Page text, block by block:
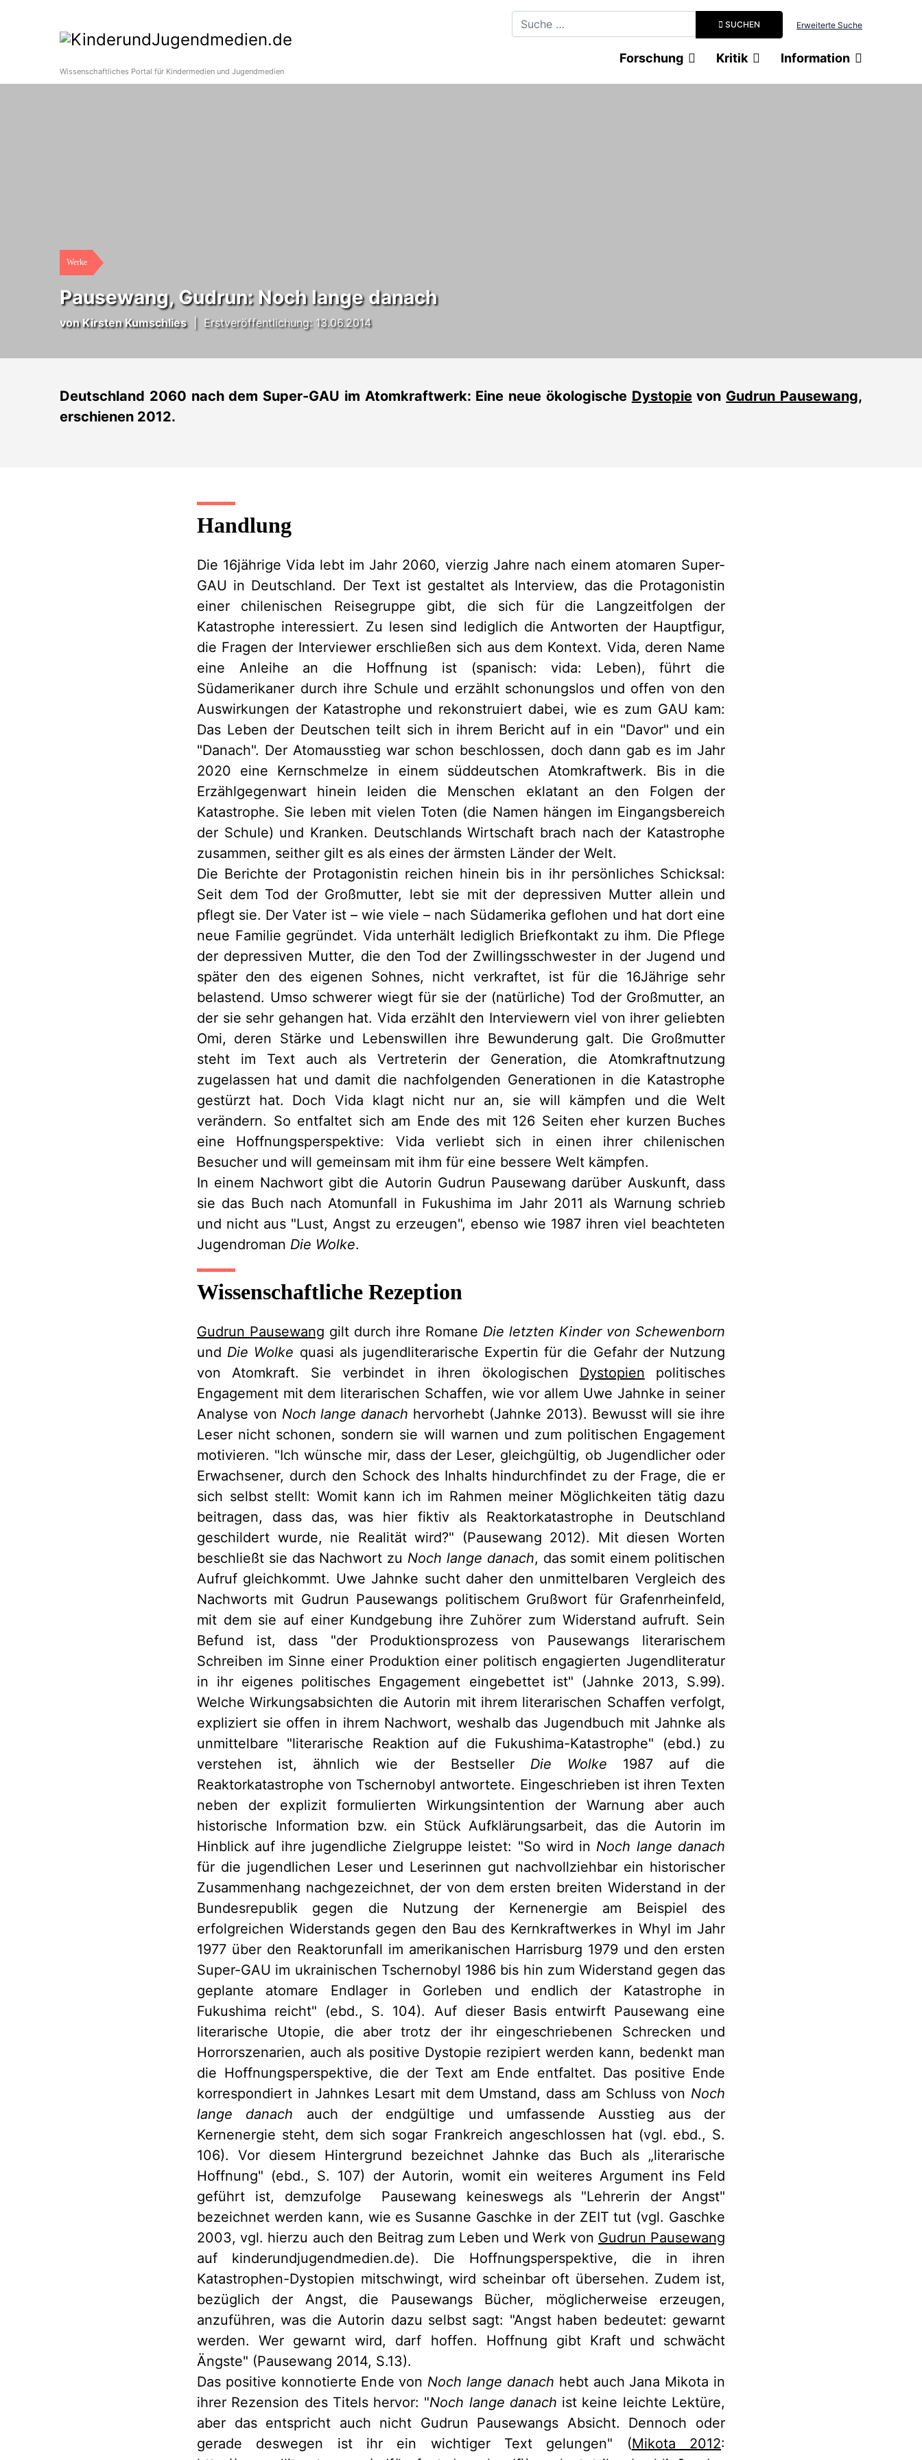
Suchbegriff eingeben
SUCHEN Erweiterte Suche
Wissenschaftliches Portal für Kindermedien und Jugendmedien
Forschung Kritik Information
Werke
Pausewang, Gudrun: Noch lange danach
vonKirsten Kumschlies| Erstveröffentlichung: 13.06.2014
Deutschland 2060 nach dem Super-GAU im Atomkraftwerk: Eine neue ökologische Dystopievon Gudrun Pausewang,
erschienen 2012.
Handlung
Die 16jährige Vida lebt im Jahr 2060, vierzig Jahre nach einem atomaren Super-
GAU in Deutschland. Der Text ist gestaltet als Interview, das die Protagonistin
einer chilenischen Reisegruppe gibt, die sich für die Langzeitfolgen der
Katastrophe interessiert. Zu lesen sind lediglich die Antworten der Hauptfigur,
die Fragen der Interviewer erschließen sich aus dem Kontext. Vida, deren Name
eine Anleihe an die Hoffnung ist (spanisch: vida: Leben), führt die
Südamerikaner durch ihre Schule und erzählt schonungslos und offen von den
Auswirkungen der Katastrophe und rekonstruiert dabei, wie es zum GAU kam:
Das Leben der Deutschen teilt sich in ihrem Bericht auf in ein "Davor" und ein
"Danach". Der Atomausstieg war schon beschlossen, doch dann gab es im Jahr
2020 eine Kernschmelze in einem süddeutschen Atomkraftwerk. Bis in die
Erzählgegenwart hinein leiden die Menschen eklatant an den Folgen der
Katastrophe. Sie leben mit vielen Toten (die Namen hängen im Eingangsbereich
der Schule) und Kranken. Deutschlands Wirtschaft brach nach der Katastrophe
zusammen, seither gilt es als eines der ärmsten Länder der Welt.
Die Berichte der Protagonistin reichen hinein bis in ihr persönliches Schicksal:
Seit dem Tod der Großmutter, lebt sie mit der depressiven Mutter allein und
pflegt sie. Der Vater ist – wie viele – nach Südamerika geflohen und hat dort eine
neue Familie gegründet. Vida unterhält lediglich Briefkontakt zu ihm. Die Pflege
der depressiven Mutter, die den Tod der Zwillingsschwester in der Jugend und
später den des eigenen Sohnes, nicht verkraftet, ist für die 16Jährige sehr
belastend. Umso schwerer wiegt für sie der (natürliche) Tod der Großmutter, an
der sie sehr gehangen hat. Vida erzählt den Interviewern viel von ihrer geliebten
Omi, deren Stärke und Lebenswillen ihre Bewunderung galt. Die Großmutter
steht im Text auch als Vertreterin der Generation, die Atomkraftnutzung
zugelassen hat und damit die nachfolgenden Generationen in die Katastrophe
gestürzt hat. Doch Vida klagt nicht nur an, sie will kämpfen und die Welt
verändern. So entfaltet sich am Ende des mit 126 Seiten eher kurzen Buches
eine Hoffnungsperspektive: Vida verliebt sich in einen ihrer chilenischen
Besucher und will gemeinsam mit ihm für eine bessere Welt kämpfen.
In einem Nachwort gibt die Autorin Gudrun Pausewang darüber Auskunft, dass
sie das Buch nach Atomunfall in Fukushima im Jahr 2011 als Warnung schrieb
und nicht aus "Lust, Angst zu erzeugen", ebenso wie 1987 ihren viel beachteten
Jugendroman Die Wolke.
Wissenschaftliche Rezeption
Gudrun Pausewang gilt durch ihre Romane Die letzten Kinder von Schewenborn
und Die Wolke quasi als jugendliterarische Expertin für die Gefahr der Nutzung
von Atomkraft. Sie verbindet in ihren ökologischen Dystopien politisches
Engagement mit dem literarischen Schaffen, wie vor allem Uwe Jahnke in seiner
Analyse von Noch lange danach hervorhebt (Jahnke 2013). Bewusst will sie ihre
Leser nicht schonen, sondern sie will warnen und zum politischen Engagement
motivieren. "Ich wünsche mir, dass der Leser, gleichgültig, ob Jugendlicher oder
Erwachsener, durch den Schock des Inhalts hindurchfindet zu der Frage, die er
sich selbst stellt: Womit kann ich im Rahmen meiner Möglichkeiten tätig dazu
beitragen, dass das, was hier fiktiv als Reaktorkatastrophe in Deutschland
geschildert wurde, nie Realität wird?" (Pausewang 2012). Mit diesen Worten
beschließt sie das Nachwort zu Noch lange danach, das somit einem politischen
Aufruf gleichkommt. Uwe Jahnke sucht daher den unmittelbaren Vergleich des
Nachworts mit Gudrun Pausewangs politischem Grußwort für Grafenrheinfeld,
mit dem sie auf einer Kundgebung ihre Zuhörer zum Widerstand aufruft. Sein
Befund ist, dass "der Produktionsprozess von Pausewangs literarischem
Schreiben im Sinne einer Produktion einer politisch engagierten Jugendliteratur
in ihr eigenes politisches Engagement eingebettet ist" (Jahnke 2013, S.99).
Welche Wirkungsabsichten die Autorin mit ihrem literarischen Schaffen verfolgt,
expliziert sie offen in ihrem Nachwort, weshalb das Jugendbuch mit Jahnke als
unmittelbare "literarische Reaktion auf die Fukushima-Katastrophe" (ebd.) zu
verstehen ist, ähnlich wie der Bestseller Die Wolke 1987 auf die
Reaktorkatastrophe von Tschernobyl antwortete. Eingeschrieben ist ihren Texten
neben der explizit formulierten Wirkungsintention der Warnung aber auch
historische Information bzw. ein Stück Aufklärungsarbeit, das die Autorin im
Hinblick auf ihre jugendliche Zielgruppe leistet: "So wird in Noch lange danach
für die jugendlichen Leser und Leserinnen gut nachvollziehbar ein historischer
Zusammenhang nachgezeichnet, der von dem ersten breiten Widerstand in der
Bundesrepublik gegen die Nutzung der Kernenergie am Beispiel des
erfolgreichen Widerstands gegen den Bau des Kernkraftwerkes in Whyl im Jahr
1977 über den Reaktorunfall im amerikanischen Harrisburg 1979 und den ersten
Super-GAU im ukrainischen Tschernobyl 1986 bis hin zum Widerstand gegen das
geplante atomare Endlager in Gorleben und endlich der Katastrophe in
Fukushima reicht" (ebd., S. 104). Auf dieser Basis entwirft Pausewang eine
literarische Utopie, die aber trotz der ihr eingeschriebenen Schrecken und
Horrorszenarien, auch als positive Dystopie rezipiert werden kann, bedenkt man
die Hoffnungsperspektive, die der Text am Ende entfaltet. Das positive Ende
korrespondiert in Jahnkes Lesart mit dem Umstand, dass am Schluss von Noch
lange danach auch der endgültige und umfassende Ausstieg aus der
Kernenergie steht, dem sich sogar Frankreich angeschlossen hat (vgl. ebd., S.
106). Vor diesem Hintergrund bezeichnet Jahnke das Buch als „literarische
Hoffnung" (ebd., S. 107) der Autorin, womit ein weiteres Argument ins Feld
geführt ist, demzufolge Pausewang keineswegs als "Lehrerin der Angst"
bezeichnet werden kann, wie es Susanne Gaschke in der ZEIT tut (vgl. Gaschke
2003, vgl. hierzu auch den Beitrag zum Leben und Werk von Gudrun Pausewang
auf kinderundjugendmedien.de). Die Hoffnungsperspektive, die in ihren
Katastrophen-Dystopien mitschwingt, wird scheinbar oft übersehen. Zudem ist,
bezüglich der Angst, die Pausewangs Bücher, möglicherweise erzeugen,
anzuführen, was die Autorin dazu selbst sagt: "Angst haben bedeutet: gewarnt
werden. Wer gewarnt wird, darf hoffen. Hoffnung gibt Kraft und schwächt
Ängste" (Pausewang 2014, S.13).
Das positive konnotierte Ende von Noch lange danach hebt auch Jana Mikota in
ihrer Rezension des Titels hervor: "Noch lange danach ist keine leichte Lektüre,
aber das entspricht auch nicht Gudrun Pausewangs Absicht. Dennoch oder
gerade deswegen ist ihr ein wichtiger Text gelungen" (Mikota 2012: